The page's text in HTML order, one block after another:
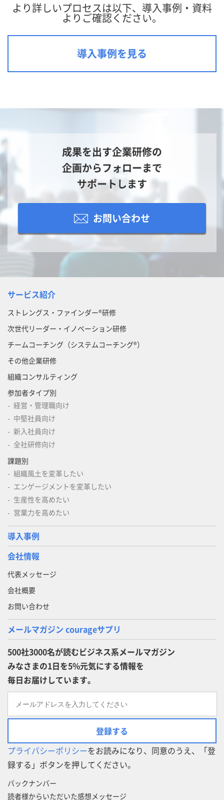
より詳しいプロセスは以下、導入事例・資料
よりご確認ください。
導入事例を見る
成果を出す企業研修の
企画からフォローまで
サポートします
お問い合わせ
サービス紹介
ストレングス・ファインダー®研修
次世代リーダー・イノベーション研修
チームコーチング（システムコーチング®）
その他企業研修
組織コンサルティング
参加者タイプ別
経営・管理職向け
中堅社員向け
新入社員向け
全社研修向け
課題別
組織風土を変革したい
エンゲージメントを変革したい
生産性を高めたい
営業力を高めたい
導入事例
会社情報
代表メッセージ
会社概要
お問い合わせ
メールマガジン courageサプリ
500社3000名が読むビジネス系メールマガジン
みなさまの1日を5%元気にする情報を
毎日お届けしています。
登録する
プライバシーポリシーをお読みになり、同意のうえ、「登
録する」ボタンを押してください。
バックナンバー
読者様からいただいた感想メッセージ